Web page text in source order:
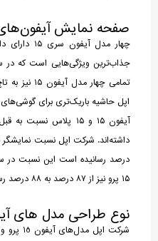
صفحه نمایش آیفون‌های
چهار مدل
تمامی چهار
اپل حاشیه باریک‌تری برای
آیفون ۱۵ و ۱۵ پلاس
۱۵ پرو نیز از ۸۷ درصد به ۸۸ درصد رسیده است.
نوع طراحی مدل های